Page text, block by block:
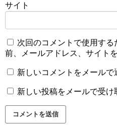
サイト
次回のコメントで使用す
前、メールアドレス、サイト
新しいコメントをメールで
新しい投稿をメールで受け